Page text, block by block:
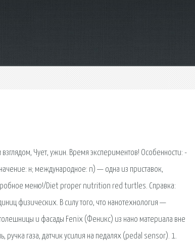
взглядом, Чует, ужин. Время экспериментов! Особенности: -
н; международное: n) — одна из приставок,
меню!/Diet proper nutrition red turtles. Справка:
физических. В силу того, что нанотехнология —
и фасады Fenix (Феникс) из нано материала вне
ручка газа, датчик усилия на педалях (pedal sensor). 1.